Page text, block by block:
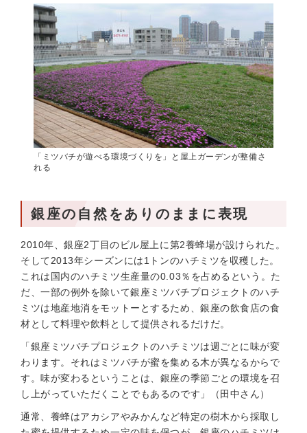
「ミツバチが遊べる環境づくりを」と屋上ガーデンが整備さ
れる
銀座の自然をありのままに表現
2010年、銀座2丁目のビル屋上に第2養蜂場が設けられた。
そして2013年シーズンには1トンのハチミツを収穫した。
これは国内のハチミツ生産量の0.03％を占めるという。た
だ、一部の例外を除いて銀座ミツバチプロジェクトのハチ
ミツは地産地消をモットーとするため、銀座の飲食店の食
材として料理や飲料として提供されるだけだ。
「銀座ミツバチプロジェクトのハチミツは週ごとに味が変
わります。それはミツバチが蜜を集める木が異なるからで
す。味が変わるということは、銀座の季節ごとの環境を召
し上がっていただくことでもあるのです」（田中さん）
通常、養蜂はアカシアやみかんなど特定の樹木から採取し